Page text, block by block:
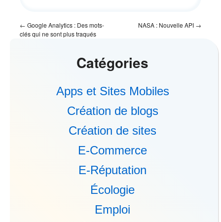
← Google Analytics : Des mots-
clés qui ne sont plus traqués
NASA : Nouvelle API →
Catégories
Apps et Sites Mobiles
Création de blogs
Création de sites
E-Commerce
E-Réputation
Écologie
Emploi